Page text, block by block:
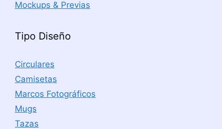
Mockups & Previas
Tipo Diseño
Circulares
Camisetas
Marcos Fotográficos
Mugs
Tazas